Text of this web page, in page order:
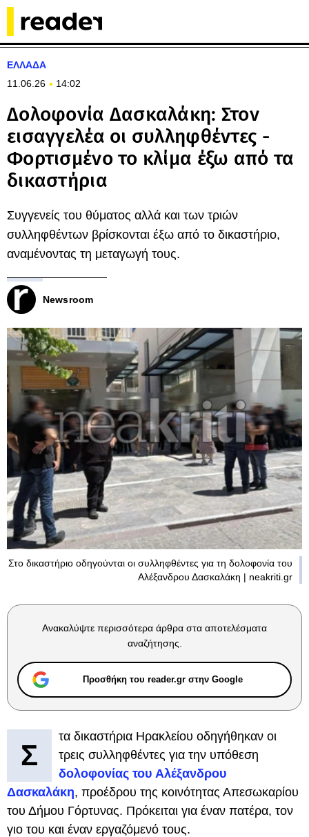
ΕΛΛΑΔΑ
11.06.26
14:02
Δολοφονία Δασκαλάκη: Στον
εισαγγελέα οι συλληφθέντες -
Φορτισμένο το κλίμα έξω από τα
δικαστήρια
Συγγενείς του θύματος αλλά και των τριών
συλληφθέντων βρίσκονται έξω από το δικαστήριο,
αναμένοντας τη μεταγωγή τους.
Newsroom
Στο δικαστήριο οδηγούνται οι συλληφθέντες για τη δολοφονία του
Αλέξανδρου Δασκαλάκη | neakriti.gr
Ανακαλύψτε περισσότερα άρθρα στα αποτελέσματα
αναζήτησης.
Προσθήκη του reader.gr στην Google
Σ
τα δικαστήρια Ηρακλείου οδηγήθηκαν οι
τρεις συλληφθέντες για την υπόθεση
δολοφονίας του Αλέξανδρου
Δασκαλάκη, προέδρου της κοινότητας Απεσωκαρίου
του Δήμου Γόρτυνας. Πρόκειται για έναν πατέρα, τον
γιο του και έναν εργαζόμενό τους.